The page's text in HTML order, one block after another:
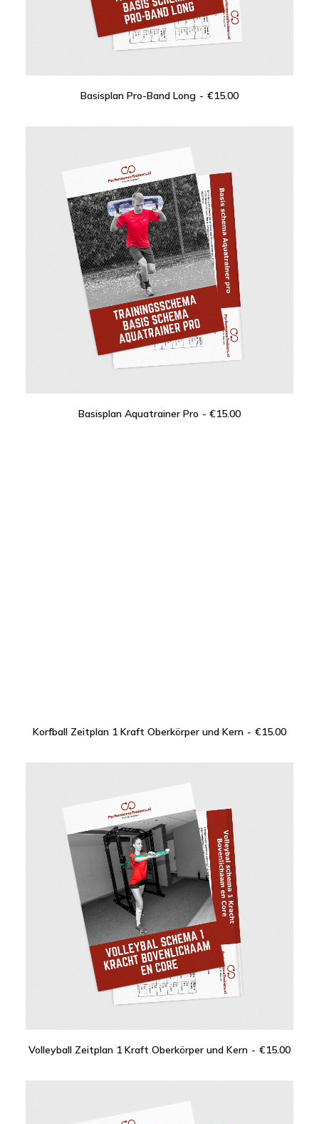
IN DEN WARENKORB
Basisplan Pro-Band Long €15.00
IN DEN WARENKORB
Basisplan Aquatrainer Pro €15.00
IN DEN WARENKORB
Korfball Zeitplan 1 Kraft Oberkörper und Kern €15.00
IN DEN WARENKORB
Volleyball Zeitplan 1 Kraft Oberkörper und Kern €15.00